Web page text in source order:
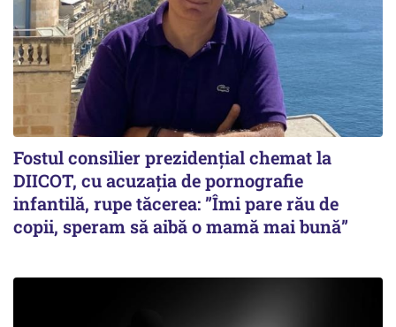
Fostul consilier prezidențial chemat la
DIICOT, cu acuzația de pornografie
infantilă, rupe tăcerea: ”Îmi pare rău de
copii, speram să aibă o mamă mai bună”